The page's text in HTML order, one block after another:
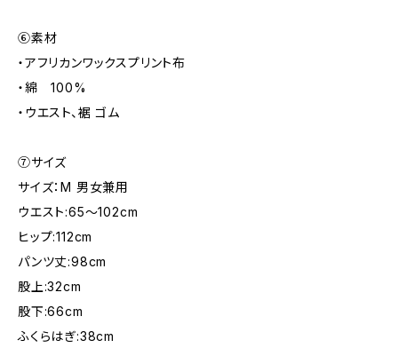
⑥素材
・アフリカンワックスプリント布
・綿 100%
・ウエスト、裾 ゴム
⑦サイズ
サイズ：M 男女兼用
ウエスト:65～102cm
ヒップ:112cm
パンツ丈:98cm
股上:32cm
股下:66cm
ふくらはぎ:38cm